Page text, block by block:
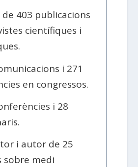
403 publicacions
científiques i
i 271
en congressos.
i 28
i autor de 25
sobre medi